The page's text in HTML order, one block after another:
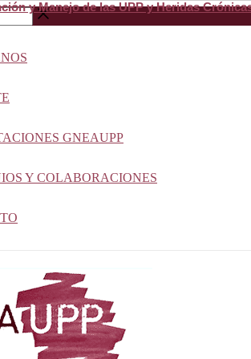
GNEAUPP
Y COLABORACIONES
y Manejo de las UPP y Heridas